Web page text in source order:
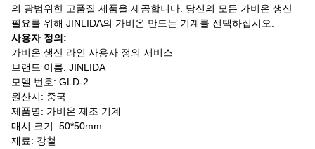
의 광범위한 고품질 제품을 제공합니다. 당신의 모든 가비온 생산
필요를 위해 JINLIDA의 가비온 만드는 기계를 선택하십시오.
사용자 정의:
가비온 생산 라인 사용자 정의 서비스
브랜드 이름: JINLIDA
모델 번호: GLD-2
원산지: 중국
제품명: 가비온 제조 기계
매시 크기: 50*50mm
재료: 강철